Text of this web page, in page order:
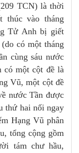
TCN) là thời
thúc vào tháng
Tử Anh bị giết
có một tháng
cùng sáu nước
có một cột đề là
Vũ, một cột đề
nước Tần được
thứ hai nối ngay
Hạng Vũ phân
tổng cộng gồm
tám chư hầu,